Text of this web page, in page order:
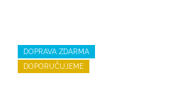
DOPRAVA ZDARMA
DOPORUČUJEME